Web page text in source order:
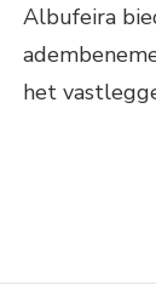
Albufeira
het